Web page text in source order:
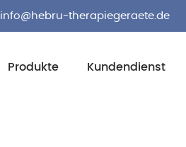
info@hebru-therapiegeraete.de
Produkte Kundendienst